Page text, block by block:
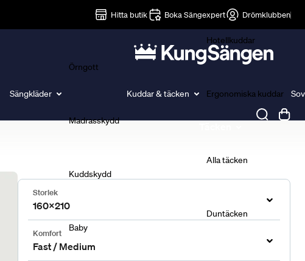
Hitta butik Boka Sängexpert Drömklubben
Sängkläder
Örngott
Madrasskydd
Kuddskydd
Baby
Kuddar & täcken
Hotellkuddar
Ergonomiska kuddar
Alla täcken
Duntäcken
Storlek
160x210
Komfort
Fast / Medium